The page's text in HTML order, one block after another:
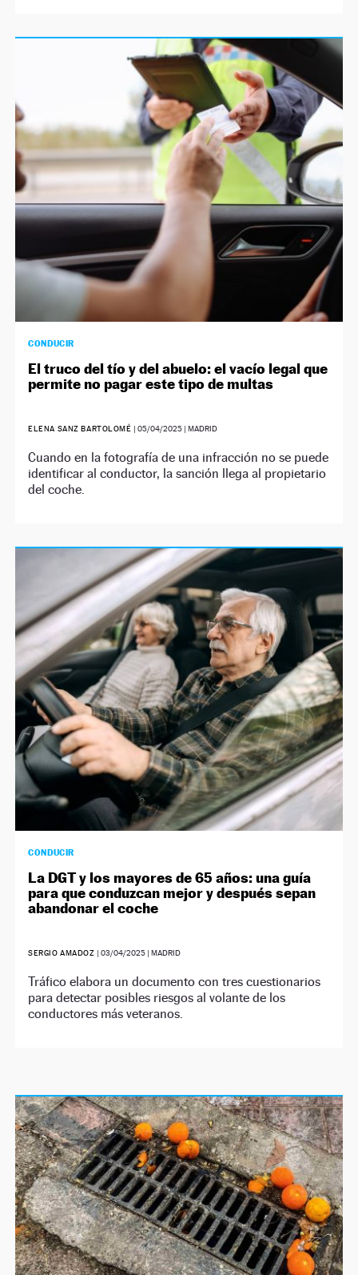
CONDUCIR
El truco del tío y del abuelo: el vacío legal que
permite no pagar este tipo de multas
ELENA SANZ BARTOLOMÉ | 05/04/2025| MADRID
Cuando en la fotografía de una infracción no se puede
identificar al conductor, la sanción llega al propietario
del coche.
CONDUCIR
La DGT y los mayores de 65 años: una guía
para que conduzcan mejor y después sepan
abandonar el coche
SERGIO AMADOZ | 03/04/2025| MADRID
Tráfico elabora un documento con tres cuestionarios
para detectar posibles riesgos al volante de los
conductores más veteranos.